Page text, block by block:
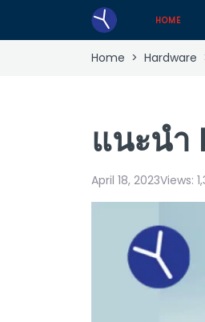
HOME
Home > Hardware
แนะนำ
April 18, 2023Views: